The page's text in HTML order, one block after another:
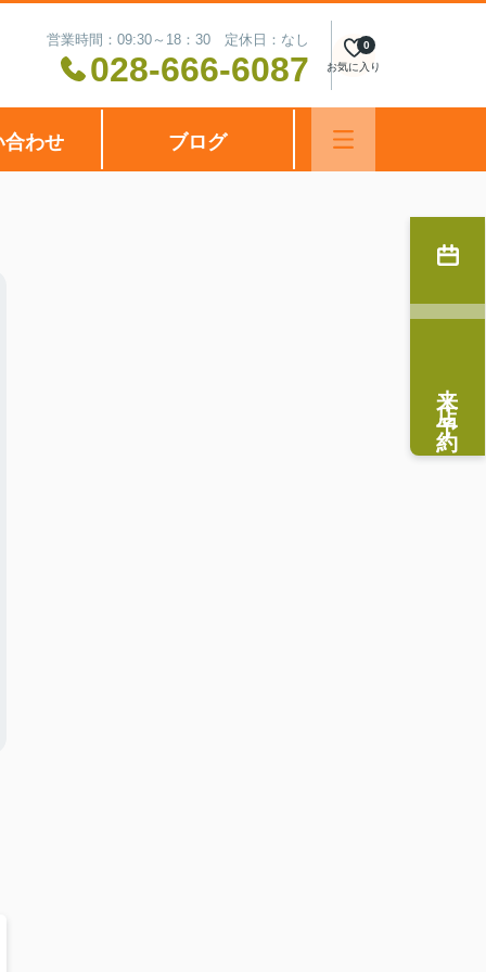
営業時間：09:30～18：30 定休日：なし
028-666-6087 お気に入り
0
合わせ ブログ
来店予約